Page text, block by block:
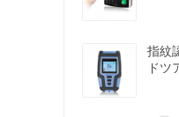
指紋
ドツ